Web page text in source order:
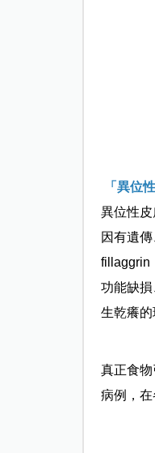
「異位
異位性
因有遺
fillaggrin
功能缺
生乾癢
真正食
病例，在